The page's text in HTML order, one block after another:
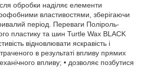
обробки наділяє елементи
властивостями, зберігаючи
період. Переваги Поліроль-
пластику та шин Turtle Wax BLACK
відновлювати яскравість і
в результаті впливу прямих
впливу; • дозволяє позбутися